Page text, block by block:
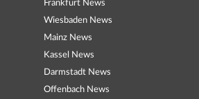
Frankfurt News
Wiesbaden News
Mainz News
Kassel News
Darmstadt News
Offenbach News